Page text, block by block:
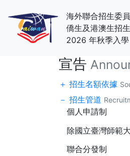
海外聯合招生委
僑生及港澳生招
2026 年秋季入學
宣告
招生名額依據
招生管道
個人申請制
除國立臺灣師範
聯合分發制